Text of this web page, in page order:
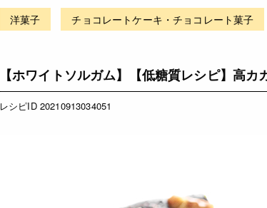
洋菓子 チョコレートケーキ・チョコレート菓子
【ホワイトソルガム】【低糖質レシピ】高カ
レシピID 20210913034051